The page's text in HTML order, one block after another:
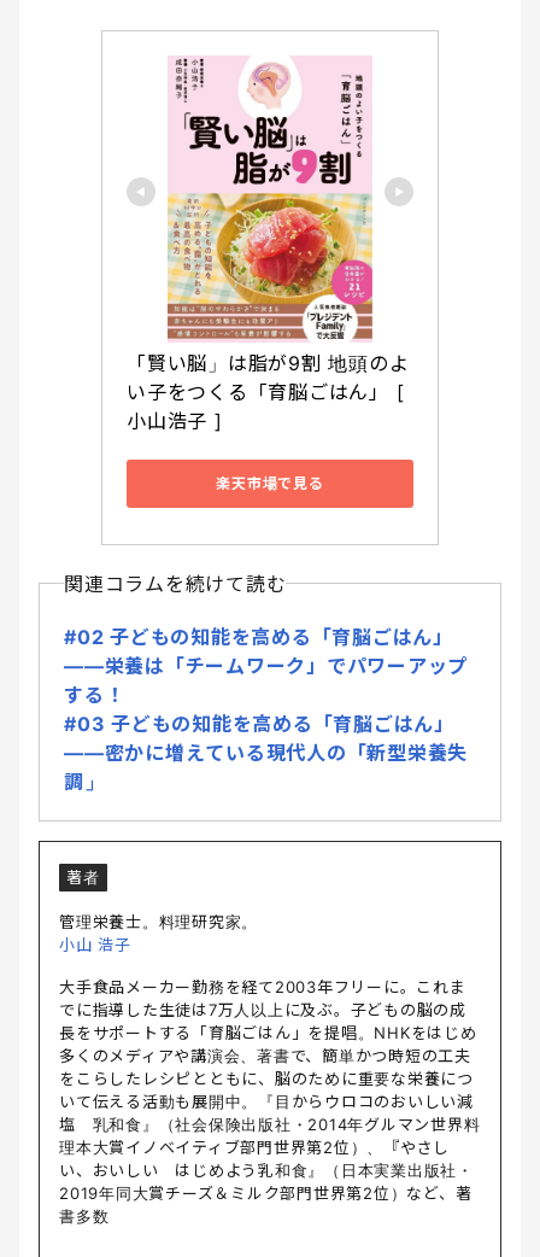
「賢い脳」は脂が9割 地頭のよ
い子をつくる「育脳ごはん」 [
小山浩子 ]
楽天市場で見る
関連コラムを続けて読む
#02 子どもの知能を高める「育脳ごはん」
――栄養は「チームワーク」でパワーアップ
する！
#03 子どもの知能を高める「育脳ごはん」
――密かに増えている現代人の「新型栄養失
調」
著者
管理栄養士。料理研究家。
小山 浩子
大手食品メーカー勤務を経て2003年フリーに。これま
でに指導した生徒は7万人以上に及ぶ。子どもの脳の成
長をサポートする「育脳ごはん」を提唱。NHKをはじめ
多くのメディアや講演会、著書で、簡単かつ時短の工夫
をこらしたレシピとともに、脳のために重要な栄養につ
いて伝える活動も展開中。『目からウロコのおいしい減
塩 乳和食』（社会保険出版社・2014年グルマン世界料
理本大賞イノベイティブ部門世界第2位）、『やさし
い、おいしい はじめよう乳和食』（日本実業出版社・
2019年同大賞チーズ＆ミルク部門世界第2位）など、著
書多数